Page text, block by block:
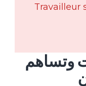
Travailleur
وتساهم